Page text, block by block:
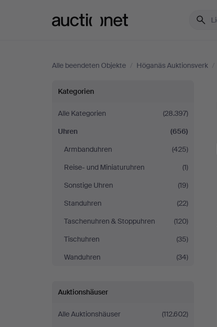
Alle beendeten Objekte / Höganäs Auktionsverk /
Uhren
bei
Höganäs
Auktionsverk
Kategorien
Alle Kategorien
(28.397)
Uhren
(656)
Armbanduhren
(425)
Reise- und Miniaturuhren
(1)
Sonstige Uhren
(19)
Standuhren
(22)
Taschenuhren & Stoppuhren
(120)
Tischuhren
(35)
Wanduhren
(34)
Auktionshäuser
Alle Auktionshäuser
(112.602)